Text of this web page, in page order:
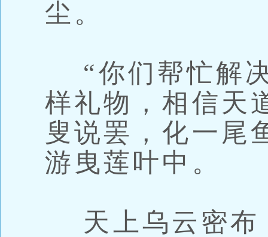
尘。
“你们帮忙解
样礼物，相信天
叟说罢，化一尾
游曳莲叶中。
天上乌云密布